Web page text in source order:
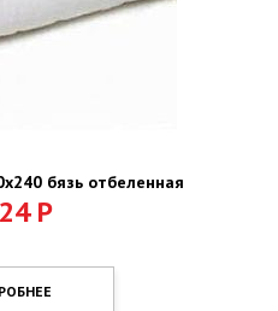
бязь отбеленная
Р